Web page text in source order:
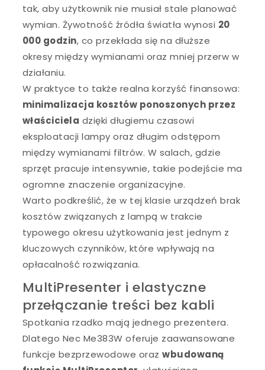
tak, aby użytkownik nie musiał stale planować
wymian. Żywotność źródła światła wynosi 20
000 godzin, co przekłada się na dłuższe
okresy między wymianami oraz mniej przerw w
działaniu.
W praktyce to także realna korzyść finansowa:
minimalizacja kosztów ponoszonych przez
właściciela dzięki długiemu czasowi
eksploatacji lampy oraz długim odstępom
między wymianami filtrów. W salach, gdzie
sprzęt pracuje intensywnie, takie podejście ma
ogromne znaczenie organizacyjne.
Warto podkreślić, że w tej klasie urządzeń brak
kosztów związanych z lampą w trakcie
typowego okresu użytkowania jest jednym z
kluczowych czynników, które wpływają na
opłacalność rozwiązania.
MultiPresenter i elastyczne
przełączanie treści bez kabli
Spotkania rzadko mają jednego prezentera.
Dlatego Nec Me383W oferuje zaawansowane
funkcje bezprzewodowe orazwbudowaną